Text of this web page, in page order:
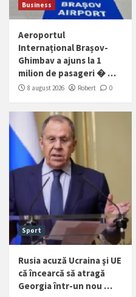
Business
Aeroportul
Internațional Brașov-
Ghimbav a ajuns la 1
milion de pasageri � …
8 august 2026 Robert 0
Sport
Rusia acuză Ucraina şi UE
că încearcă să atragă
Georgia într-un nou …